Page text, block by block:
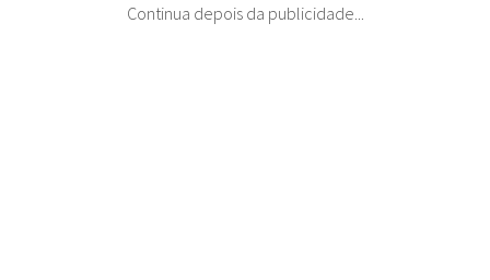
Continua depois da publicidade...